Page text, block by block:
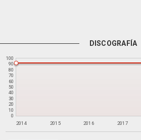
DISCOGRAFÍA
2014 2015 2016 2017
0
10
20
30
40
50
60
70
80
90
100